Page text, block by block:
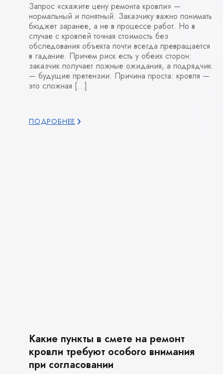
Запрос «скажите цену ремонта кровли» —
нормальный и понятный. Заказчику важно понимать
бюджет заранее, а не в процессе работ. Но в
случае с кровлей точная стоимость без
обследования объекта почти всегда превращается
в гадание. Причем риск есть у обеих сторон:
заказчик получает ложные ожидания, а подрядчик
— будущие претензии. Причина проста: кровля —
это сложная […]
ПОДРОБНЕЕ
Какие пункты в смете на ремонт
кровли требуют особого внимания
при согласовании